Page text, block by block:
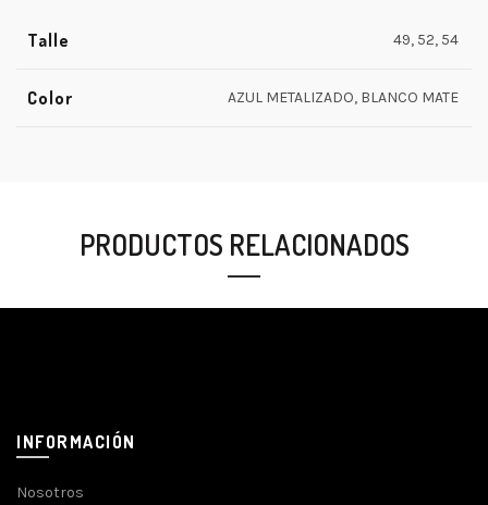
Talle 49, 52, 54
Color AZUL METALIZADO, BLANCO MATE
PRODUCTOS RELACIONADOS
INFORMACIÓN
Nosotros